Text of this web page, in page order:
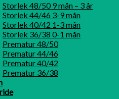
Storlek 48/50 9 mån – 3 år
Storlek 44/46 3-9 mån
Storlek 40/42 1-3 mån
Storlek 36/38 0-1 mån
Prematur 48/50
Prematur 44/46
Prematur 40/42
Prematur 36/38